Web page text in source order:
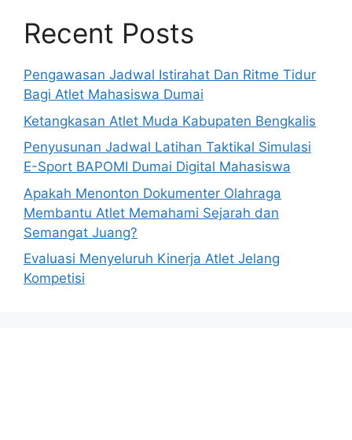
Recent Posts
Pengawasan Jadwal Istirahat Dan Ritme Tidur
Bagi Atlet Mahasiswa Dumai
Ketangkasan Atlet Muda Kabupaten Bengkalis
Penyusunan Jadwal Latihan Taktikal Simulasi
E-Sport BAPOMI Dumai Digital Mahasiswa
Apakah Menonton Dokumenter Olahraga
Membantu Atlet Memahami Sejarah dan
Semangat Juang?
Evaluasi Menyeluruh Kinerja Atlet Jelang
Kompetisi